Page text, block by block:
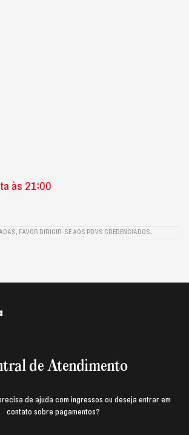
às 21:00
FAVOR DIRIGIR-SE AOS PDVS CREDENCIADOS.
de Atendimento
de ajuda com ingressos ou deseja entrar em
contato sobre pagamentos?